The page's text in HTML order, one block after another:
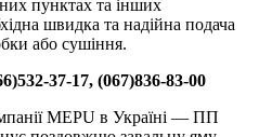
пунктах та інших
швидка та надійна подача
або сушіння.
37-17, (067)836-83-00
MEPU в Україні — ПП